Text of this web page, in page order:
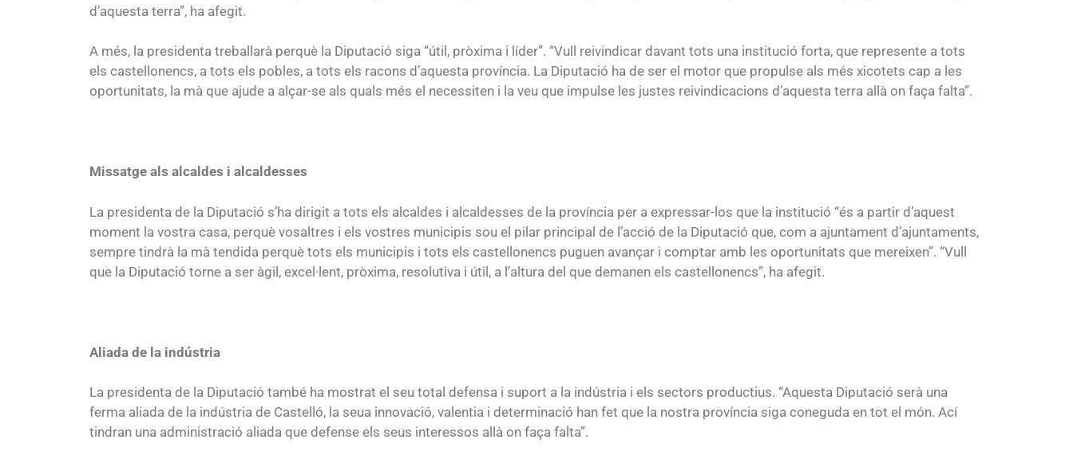
d’aquesta terra”, ha afegit.
A més, la presidenta treballarà perquè la Diputació siga “útil, pròxima i líder”. “Vull reivindicar davant tots una institució forta, que represente a tots
els castellonencs, a tots els pobles, a tots els racons d’aquesta província. La Diputació ha de ser el motor que propulse als més xicotets cap a les
oportunitats, la mà que ajude a alçar-se als quals més el necessiten i la veu que impulse les justes reivindicacions d’aquesta terra allà on faça falta”.
Missatge als alcaldes i alcaldesses
La presidenta de la Diputació s’ha dirigit a tots els alcaldes i alcaldesses de la província per a expressar-los que la institució “és a partir d’aquest
moment la vostra casa, perquè vosaltres i els vostres municipis sou el pilar principal de l’acció de la Diputació que, com a ajuntament d’ajuntaments,
sempre tindrà la mà tendida perquè tots els municipis i tots els castellonencs puguen avançar i comptar amb les oportunitats que mereixen”. “Vull
que la Diputació torne a ser àgil, excel·lent, pròxima, resolutiva i útil, a l’altura del que demanen els castellonencs”, ha afegit.
Aliada de la indústria
La presidenta de la Diputació també ha mostrat el seu total defensa i suport a la indústria i els sectors productius. “Aquesta Diputació serà una
ferma aliada de la indústria de Castelló, la seua innovació, valentia i determinació han fet que la nostra província siga coneguda en tot el món. Ací
tindran una administració aliada que defense els seus interessos allà on faça falta”.